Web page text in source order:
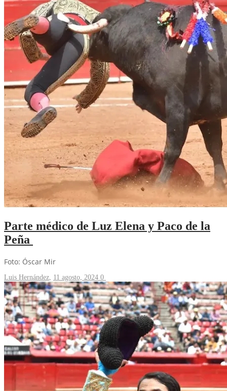
Parte médico de Luz Elena y Paco de la
Peña
Foto: Óscar Mir
Luis Hernández, 11 agosto, 2024 0